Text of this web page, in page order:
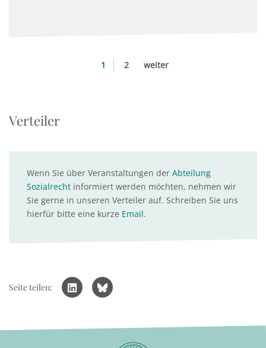
1 2 weiter
Verteiler
Wenn Sie über Veranstaltungen der Abteilung
Sozialrecht informiert werden möchten, nehmen wir
Sie gerne in unseren Verteiler auf. Schreiben Sie uns
hierfür bitte eine kurze Email.
Seite teilen: